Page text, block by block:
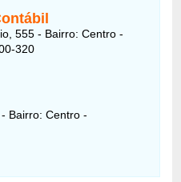
555 - Bairro: Centro -
320
Bairro: Centro -